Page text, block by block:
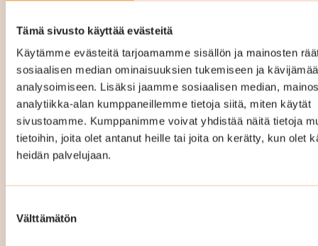
Tämä sivusto käyttää evästeitä
Käytämme evästeitä tarjoamamme sisällön ja mainosten
sosiaalisen median ominaisuuksien tukemiseen ja
analysoimiseen. Lisäksi jaamme sosiaalisen median,
analytiikka-alan kumppaneillemme tietoja siitä, miten käytät
sivustoamme. Kumppanimme voivat yhdistää näitä tietoja
tietoihin, joita olet antanut heille tai joita on kerätty, kun olet
heidän palvelujaan.
valinta
Välttämätön
riippuen mm. siivottavan kohteen pinta-alasta,
siivouskertojen määrästä ja millainen
palvelukokonaisuus teille räätälöidään. Hintaan
sisältyy kaikki tarvittavat siivousvälineet ja -
aineet.
Räätälöimme täysin teidän tarpeitanne ja
määräytyy sitten sen mukaan. Hintamme ovat